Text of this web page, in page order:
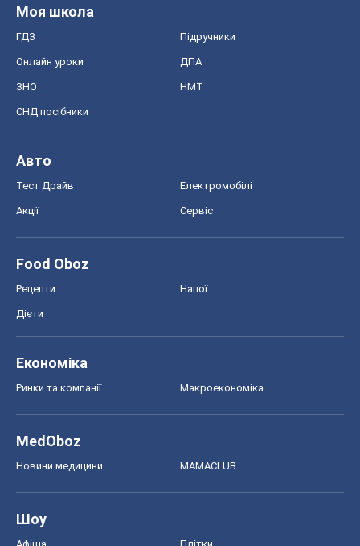
Моя школа
ГДЗ Підручники
Онлайн уроки ДПА
ЗНО НМТ
СНД посібники
Авто
Тест Драйв Електромобілі
Акції Сервіс
Food Oboz
Рецепти Напої
Дієти
Економіка
Ринки та компанії Макроекономіка
MedOboz
Новини медицини MAMACLUB
Шоу